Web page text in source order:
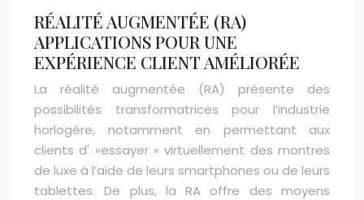
RÉALITÉ AUGMENTÉE (RA)
APPLICATIONS POUR UNE
EXPÉRIENCE CLIENT AMÉLIORÉE
La réalité augmentée (RA) présente des
possibilités transformatrices pour l’industrie
horlogère, notamment en permettant aux
clients d' »essayer » virtuellement des montres
de luxe à l’aide de leurs smartphones ou de leurs
tablettes. De plus, la RA offre des moyens